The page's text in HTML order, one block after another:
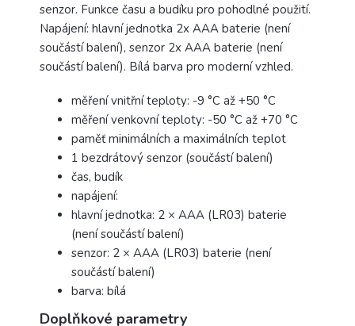
senzor. Funkce času a budíku pro pohodlné použití.
Napájení: hlavní jednotka 2x AAA baterie (není
součástí balení), senzor 2x AAA baterie (není
součástí balení). Bílá barva pro moderní vzhled.
měření vnitřní teploty: -9 °C až +50 °C
měření venkovní teploty: -50 °C až +70 °C
paměť minimálních a maximálních teplot
1 bezdrátový senzor (součástí balení)
čas, budík
napájení:
hlavní jednotka: 2 × AAA (LR03) baterie
(není součástí balení)
senzor: 2 × AAA (LR03) baterie (není
součástí balení)
barva: bílá
Doplňkové parametry